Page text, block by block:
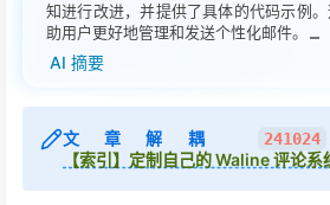
知进行改进，并提供了具体的代码示例
助用户更好地管理和发送个性化邮件。
AI 摘要
文章解耦 241024
【索引】定制自己的 Waline 评论系